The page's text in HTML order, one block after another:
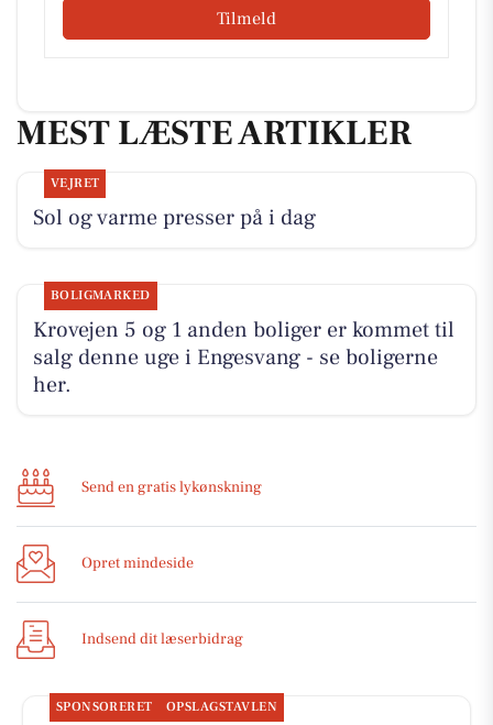
Tilmeld
MEST LÆSTE ARTIKLER
VEJRET
Sol og varme presser på i dag
BOLIGMARKED
Krovejen 5 og 1 anden boliger er kommet til
salg denne uge i Engesvang - se boligerne
her.
Send en gratis lykønskning
Opret mindeside
Indsend dit læserbidrag
SPONSORERET OPSLAGSTAVLEN